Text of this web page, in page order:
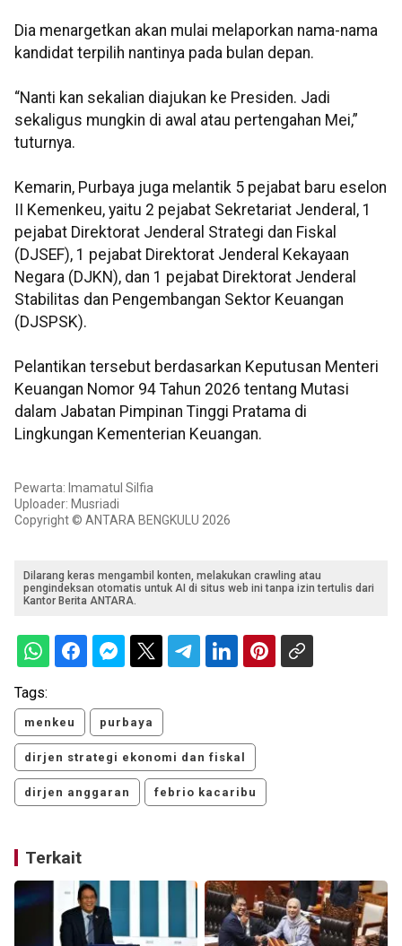
Dia menargetkan akan mulai melaporkan nama-nama
kandidat terpilih nantinya pada bulan depan.
“Nanti kan sekalian diajukan ke Presiden. Jadi
sekaligus mungkin di awal atau pertengahan Mei,”
tuturnya.
Kemarin, Purbaya juga melantik 5 pejabat baru eselon
II Kemenkeu, yaitu 2 pejabat Sekretariat Jenderal, 1
pejabat Direktorat Jenderal Strategi dan Fiskal
(DJSEF), 1 pejabat Direktorat Jenderal Kekayaan
Negara (DJKN), dan 1 pejabat Direktorat Jenderal
Stabilitas dan Pengembangan Sektor Keuangan
(DJSPSK).
Pelantikan tersebut berdasarkan Keputusan Menteri
Keuangan Nomor 94 Tahun 2026 tentang Mutasi
dalam Jabatan Pimpinan Tinggi Pratama di
Lingkungan Kementerian Keuangan.
Pewarta: Imamatul Silfia
Uploader: Musriadi
Copyright © ANTARA BENGKULU 2026
Dilarang keras mengambil konten, melakukan crawling atau
pengindeksan otomatis untuk AI di situs web ini tanpa izin tertulis dari
Kantor Berita ANTARA.
Tags:
menkeu purbaya
dirjen strategi ekonomi dan fiskal
dirjen anggaran febrio kacaribu
Terkait